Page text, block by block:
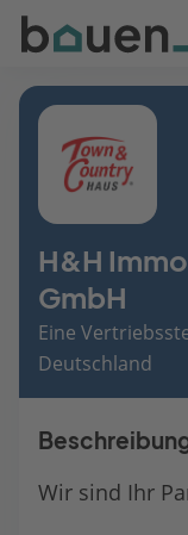
Bauen
Logo
Anmelden
H&H
GmbH
Eine
Deutschland
Wir sind Ihr